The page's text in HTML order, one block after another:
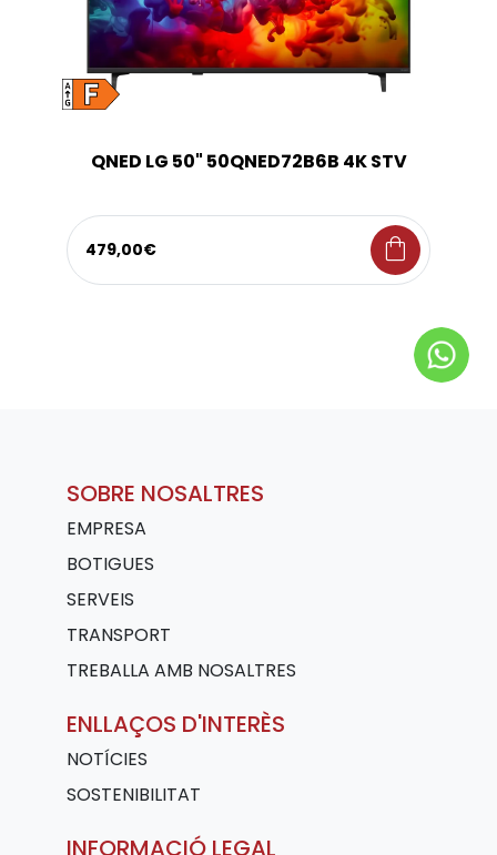
QNED LG 50" 50QNED72B6B 4K STV
479,00€ shopping_bag
SOBRE NOSALTRES
EMPRESA
BOTIGUES
SERVEIS
TRANSPORT
TREBALLA AMB NOSALTRES
ENLLAÇOS D'INTERÈS
NOTÍCIES
SOSTENIBILITAT
INFORMACIÓ LEGAL